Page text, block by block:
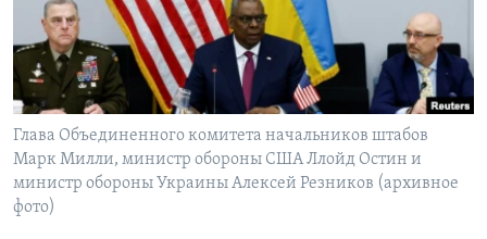
Learning English
СОЦИАЛЬНЫЕ СЕТИ
Языки
Глава Объединенного комитета начальников штабов
Марк Милли, министр обороны США Ллойд Остин и
министр обороны Украины Алексей Резников (архивное
фото)